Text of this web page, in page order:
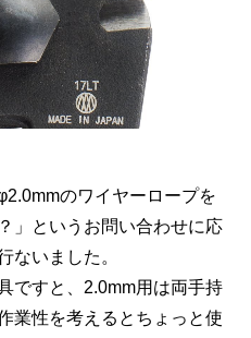
のワイヤーロープを
」というお問い合わせに応
ないました。
ですと、2.0mm用は両手持
業性を考えるとちょっと使